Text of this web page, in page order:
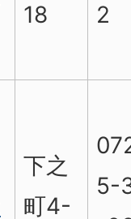
18
2
下之
町4-
5-